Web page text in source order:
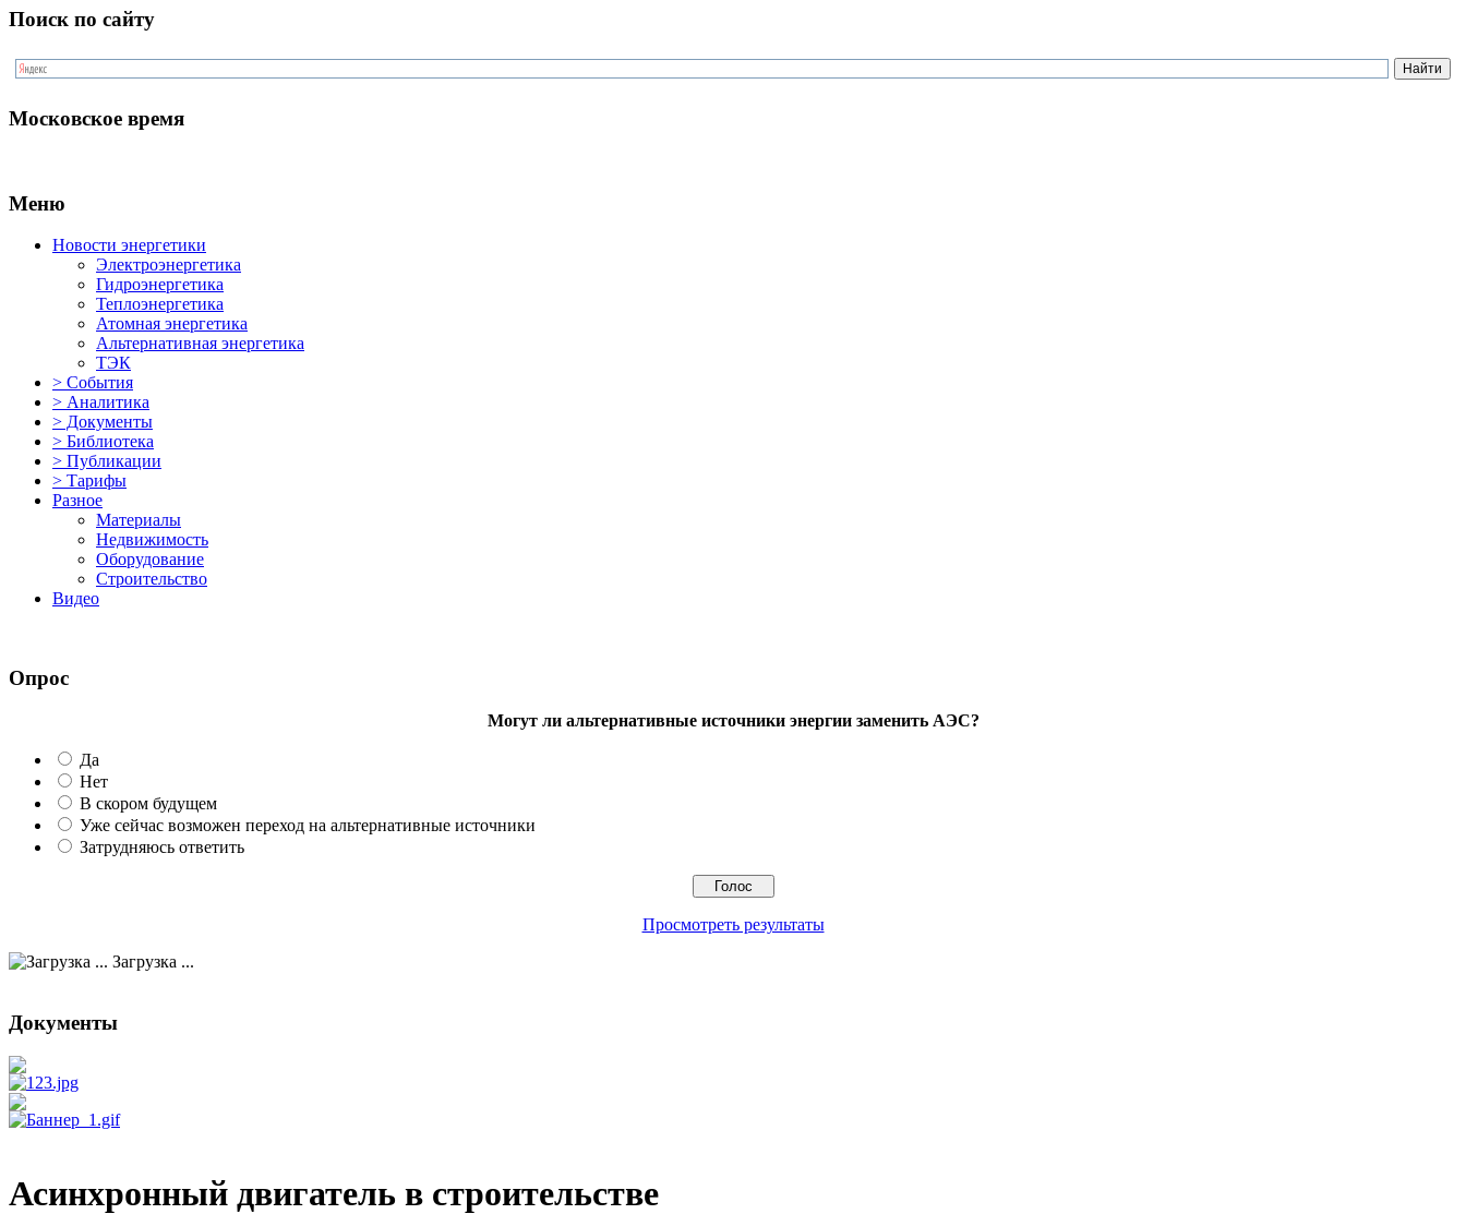
Поиск по сайту
Московское время
Меню
Новости энергетики
Электроэнергетика
Гидроэнергетика
Теплоэнергетика
Атомная энергетика
Альтернативная энергетика
ТЭК
> События
> Аналитика
> Документы
> Библиотека
> Публикации
> Тарифы
Разное
Материалы
Недвижимость
Оборудование
Строительство
Видео
Опрос
Могут ли альтернативные источники энергии заменить АЭС?
Да
Нет
В скором будущем
Уже сейчас возможен переход на альтернативные источники
Затрудняюсь ответить
Просмотреть результаты
Загрузка ...
Документы
Асинхронный двигатель в строительстве